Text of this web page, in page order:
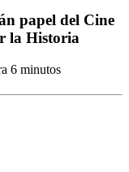
papel del Cine
la Historia
6 minutos